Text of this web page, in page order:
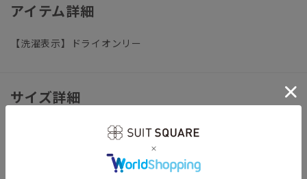
アイテム詳細
【洗濯表示】ドライオンリー
サイズ詳細
全長143.0cm 大剣幅8.0cm
※商品の仕上がりサイズ（出来上がり寸法）は上記のサイズ表